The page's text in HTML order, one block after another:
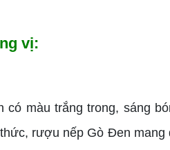
vị:
màu trắng trong, sáng
rượu nếp Gò Đen mang